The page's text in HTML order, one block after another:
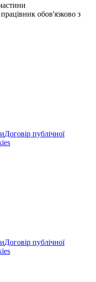
обов'язково з
Договір публічної
Договір публічної